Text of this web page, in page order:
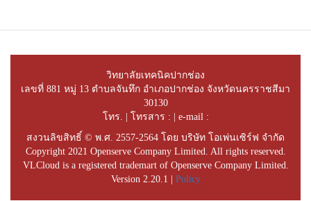
วิทยาลัยเทคนิคปากช่อง
เลขที่ 881 หมู่ 13 ตำบลจันทึก อำเภอปากช่อง จังหวัดนครราชสีมา
30130
โทร. | โทรสาร : | e-mail :
สงวนลิขสิทธิ์ © พ.ศ. 2557-2564 โดย บริษัท โอเพ่นเซิร์ฟ จำกัด
Copyright 2021 Openserve Company Limited. All rights reserved.
VLCloud is a registered trademart of Openserve Company Limited.
Version 2.20.1 | Policy